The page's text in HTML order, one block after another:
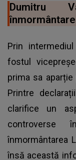
Dumitru
Prin
fostul
prima sa
Printre
clarifice un
controverse
înmormântarea
însă această